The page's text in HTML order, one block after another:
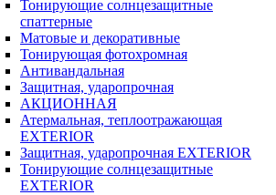
Тонирующие солнцезащитные
спаттерные
Матовые и декоративные
Тонирующая фотохромная
Антивандальная
Защитная, ударопрочная
АКЦИОННАЯ
Атермальная, теплоотражающая
EXTERIOR
Защитная, ударопрочная EXTERIOR
Тонирующие солнцезащитные
EXTERIOR